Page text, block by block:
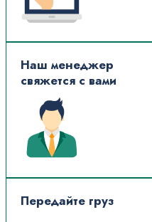
Наш менеджер
свяжется с вами
Передайте груз